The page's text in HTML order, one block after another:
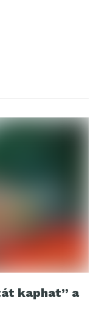
kaphat” a